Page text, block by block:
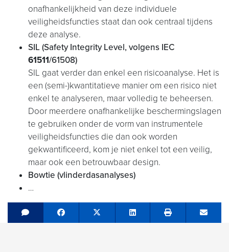
onafhankelijkheid van deze individuele
veiligheidsfuncties staat dan ook centraal tijdens
deze analyse.
SIL (Safety Integrity Level, volgens IEC
61511/61508)
SIL gaat verder dan enkel een risicoanalyse. Het is
een (semi-)kwantitatieve manier om een risico niet
enkel te analyseren, maar volledig te beheersen.
Door meerdere onafhankelijke beschermingslagen
te gebruiken onder de vorm van instrumentele
veiligheidsfuncties die dan ook worden
gekwantificeerd, kom je niet enkel tot een veilig,
maar ook een betrouwbaar design.
Bowtie (vlinderdasanalyses)
…
Share on Facebook
Tweet Share on LinkedIn Send